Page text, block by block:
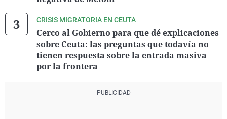
CRISIS MIGRATORIA EN CEUTA
Cerco al Gobierno para que dé explicaciones
sobre Ceuta: las preguntas que todavía no
tienen respuesta sobre la entrada masiva
por la frontera